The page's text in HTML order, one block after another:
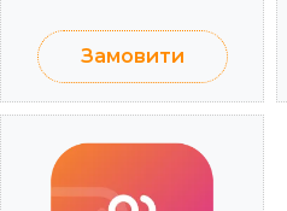
Замовити